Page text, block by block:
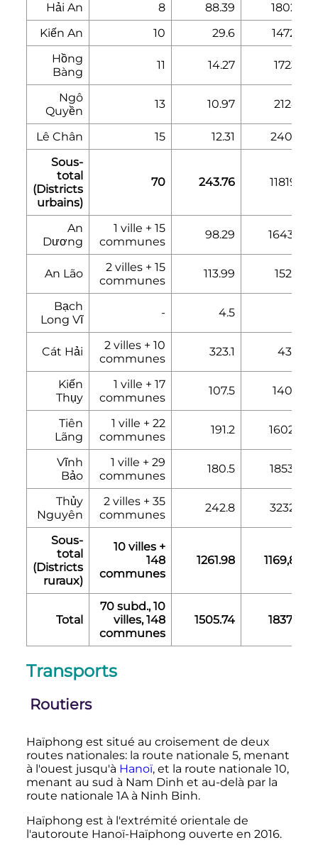
Hải An 8 88.39
180235
Kiến An
10 29.6
147256
Hồng
Bàng
11 14.27 172310
Ngô
Quyền
13 10.97 212413
Lê Chân 15 12.31
240123
Sous-
total
(Districts
urbains)
70 243.76 1181933
An
Dương
1 ville + 15
communes
98.29 164300
An Lão
2 villes + 15
communes
113.99 152518
Bạch
Long Vĩ
- 4.5
Cát Hải
2 villes + 10
communes
323.1 43187
Kiến
Thụy
1 ville + 17
communes
107.5 140135
Tiên
Lãng
1 ville + 22
communes
191.2 160290
Vĩnh
Bảo
1 ville + 29
communes
180.5 185340
Thủy
Nguyên
2 villes + 35
communes
242.8 323205
Sous-
total
(Districts
ruraux)
10 villes +
148
communes
1261.98 1169,887
Total
70 subd., 10
villes, 148
communes
1505.74 1837173
Transports
Routiers
Haïphong est situé au croisement de deux
routes nationales: la route nationale 5, menant
à l'ouest jusqu'à Hanoï, et la route nationale 10,
menant au sud à Nam Dinh et au-delà par la
route nationale 1A à Ninh Binh.
Haïphong est à l'extrémité orientale de
l'autoroute Hanoï-Haïphong ouverte en 2016.